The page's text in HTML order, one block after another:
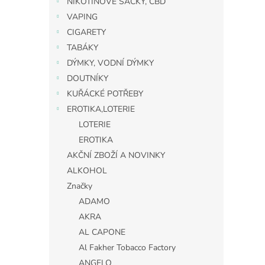
VAPING
CIGARETY
TABÁKY
DÝMKY, VODNÍ DÝMKY
DOUTNÍKY
KUŘÁCKÉ POTŘEBY
EROTIKA,LOTERIE
LOTERIE
EROTIKA
AKČNÍ ZBOŽÍ A NOVINKY
ALKOHOL
Značky
ADAMO
AKRA
AL CAPONE
Al Fakher Tobacco Factory
ANGELO